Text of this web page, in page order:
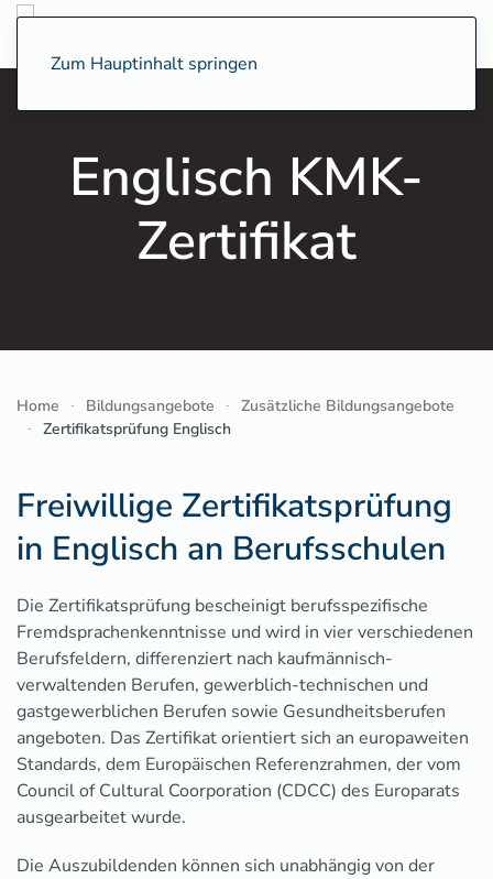
Zum Hauptinhalt springen
Englisch KMK-
Zertifikat
Home Bildungsangebote
Zusätzliche Bildungsangebote
Zertifikatsprüfung Englisch
Freiwillige Zertifikatsprüfung
in Englisch an Berufsschulen
Die Zertifikatsprüfung bescheinigt berufsspezifische
Fremdsprachenkenntnisse und wird in vier verschiedenen
Berufsfeldern, differenziert nach kaufmännisch-
verwaltenden Berufen, gewerblich-technischen und
gastgewerblichen Berufen sowie Gesundheitsberufen
angeboten. Das Zertifikat orientiert sich an europaweiten
Standards, dem Europäischen Referenzrahmen, der vom
Council of Cultural Coorporation (CDCC) des Europarats
ausgearbeitet wurde.
Die Auszubildenden können sich unabhängig von der